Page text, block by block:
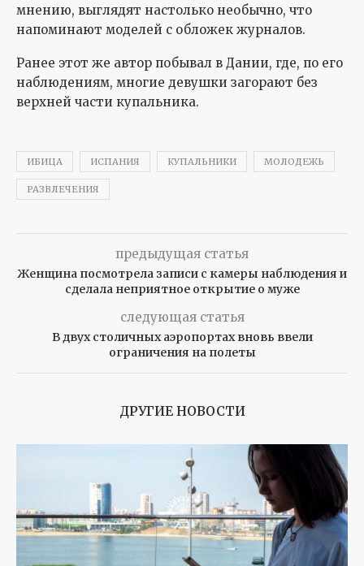
мнению, выглядят настолько необычно, что
напоминают моделей с обложек журналов.
Ранее этот же автор побывал в Дании, где, по его
наблюдениям, многие девушки загорают без
верхней части купальника.
ИБИЦА ИСПАНИЯ КУПАЛЬНИКИ МОЛОДЕЖЬ
РАЗВЛЕЧЕНИЯ
предыдущая статья
Женщина посмотрела записи с камеры наблюдения и
сделала неприятное открытие о муже
следующая статья
В двух столичных аэропортах вновь ввели
ограничения на полеты
ДРУГИЕ НОВОСТИ